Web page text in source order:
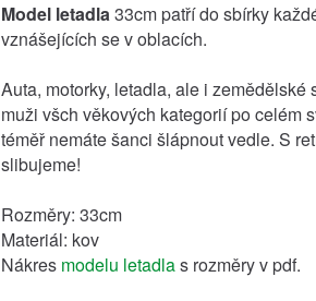
Model letadla33cm patří do sbírky
vznášejících se v oblacích.
Auta, motorky, letadla, ale i
muži všch věkových kategorií po celém
téměř nemáte šanci šlápnout vedle. S
slibujeme!
Rozměry: 33cm
Materiál: kov
Nákres modelu letadlas rozměry v pdf.